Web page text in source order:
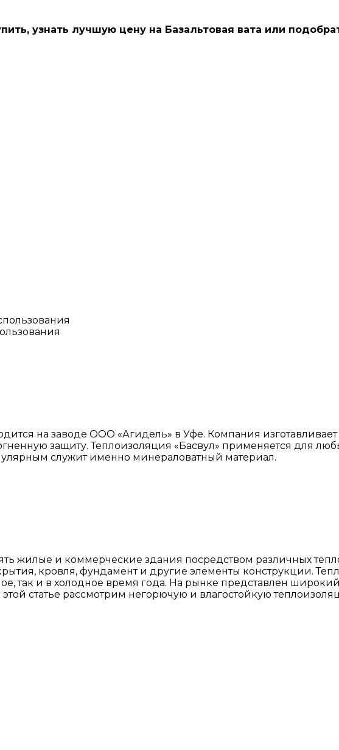
узнать лучшую цену на Базальтовая вата или
на заводе ООО «Агидель» в Уфе. Компания изготавливает
защиту. Теплоизоляция «Басвул» применяется для
служит именно минераловатный материал.
жилые и коммерческие здания посредством различных
кровля, фундамент и другие элементы конструкции.
так и в холодное время года. На рынке представлен
статье рассмотрим негорючую и влагостойкую